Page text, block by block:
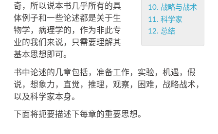
10. 战略与战术
11. 科学家
12. 总结
奇，所以说本书几乎所有的具
体例子和一些论述都是关于生
物学，病理学的，作为非此专
业的我们来说，只需要理解其
基本思想即可。
书中论述的几章包括，准备工作，实验，机遇，假
说，想象力，直觉，推理，观察，困难，战略战术，
以及科学家本身。
下面将扼要描述下每章的重要思想。